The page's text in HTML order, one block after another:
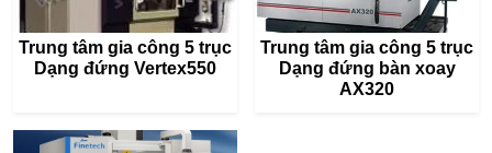
Trung tâm gia công 5 trục
Dạng đứng Vertex550
Trung tâm gia công 5 trục
Dạng đứng bàn xoay
AX320